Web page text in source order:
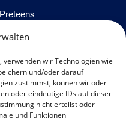
wir Technologien wie
und/oder darauf
zustimmst, können wir oder
oder eindeutige IDs auf dieser
nicht erteilst oder
und Funktionen
#Methoden